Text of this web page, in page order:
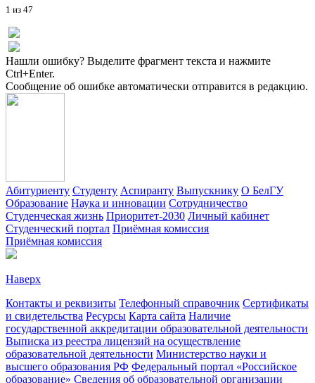
1 из 47
Нашли ошибку? Выделите фрагмент текста и нажмите
Ctrl+Enter.
Сообщение об ошибке автоматически отправится в редакцию.
Абитуриенту Студенту Аспиранту Выпускнику О БелГУ
Образование Наука и инновации Сотрудничество
Студенческая жизнь Приоритет-2030 Личный кабинет
Студенческий портал Приёмная комиссия
Приёмная комиссия
Наверх
Контакты и реквизиты Телефонный справочник Сертификаты
и свидетельства Ресурсы Карта сайта Наличие
государственной аккредитации образовательной деятельности
Выписка из реестра лицензий на осуществление
образовательной деятельности Министерствo науки и
высшего образования РФ Федеральный портал «Российское
образование» Сведения об образовательной организации